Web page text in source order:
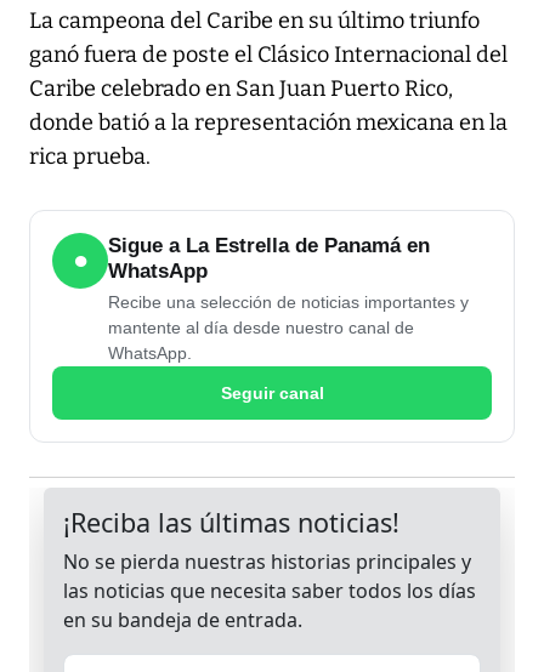
La campeona del Caribe en su último triunfo
ganó fuera de poste el Clásico Internacional del
Caribe celebrado en San Juan Puerto Rico,
donde batió a la representación mexicana en la
rica prueba.
●
Sigue a La Estrella de Panamá en
WhatsApp
Recibe una selección de noticias importantes y
mantente al día desde nuestro canal de
WhatsApp.
Seguir canal